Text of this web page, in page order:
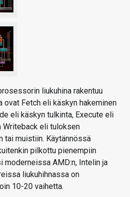
liukuhina rakentuu
ovat Fetch eli käskyn hakeminen
eli käskyn tulkinta, Execute eli
Writeback eli tuloksen
tai muistiin. Käytännössä
pilkottu pienempiin
AMD:n, Intelin ja
liukuhihnassa on
10-20 vaihetta.